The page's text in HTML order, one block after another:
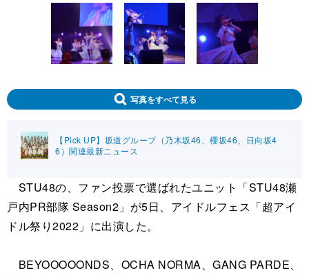
写真をすべて見る
【Pick UP】坂道グループ（乃木坂46、櫻坂46、日向坂4
6）関連最新ニュース
STU48の、ファン投票で選ばれたユニット「STU48瀬
戸内PR部隊 Season2」が5日、アイドルフェス「超アイ
ドル祭り2022」に出演した。
BEYOOOOONDS、OCHA NORMA、GANG PARDE、